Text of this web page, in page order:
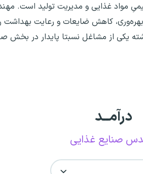
مواد غذایی و مدیریت تولید است.
کاهش ضایعات و رعایت بهداشت
یکی از مشاغل نسبتا پایدار در
درآمــد
صنایع غذایی